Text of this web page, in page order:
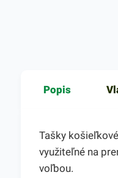
Popis
Tašky
využiteľné na
voľbou.